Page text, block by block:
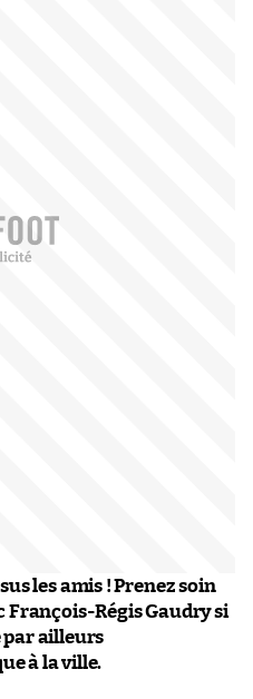
les amis ! Prenez soin
François-Régis Gaudry si
par ailleurs
à la ville.